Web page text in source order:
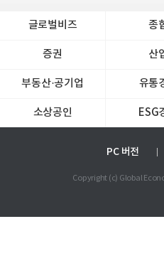
글로벌비즈 종
증권 산
부동산·공기업 유통
소상공인 ESG
PC 버전
Copyright (c) Global